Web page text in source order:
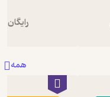
رایگان
همه